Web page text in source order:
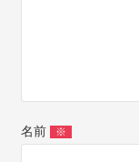
名前 ※